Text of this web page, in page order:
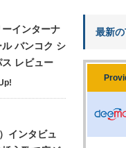
インターナ
バンコク シ
レビュー
インタビュ
最新